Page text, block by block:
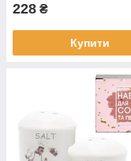
228 ₴
Купити